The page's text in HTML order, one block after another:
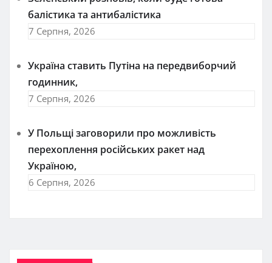
балістика та антибалістика
7 Серпня, 2026
Україна ставить Путіна на передвиборчий
годинник,
7 Серпня, 2026
У Польщі заговорили про можливість
перехоплення російських ракет над
Україною,
6 Серпня, 2026